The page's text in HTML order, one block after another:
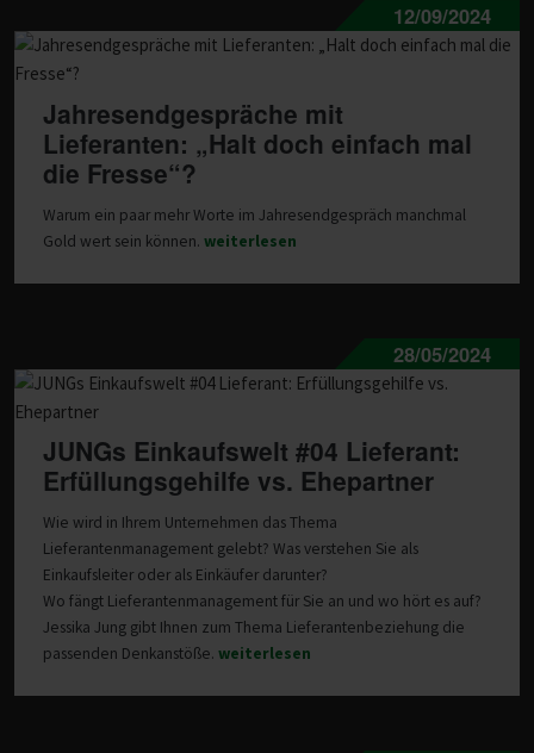
12/09/2024
Jahresendgespräche mit
Lieferanten: „Halt doch einfach mal
die Fresse“?
Warum ein paar mehr Worte im Jahresendgespräch manchmal
Gold wert sein können.weiterlesen
28/05/2024
JUNGs Einkaufswelt #04 Lieferant:
Erfüllungsgehilfe vs. Ehepartner
Wie wird in Ihrem Unternehmen das Thema
Lieferantenmanagement gelebt? Was verstehen Sie als
Einkaufsleiter oder als Einkäufer darunter?
Wo fängt Lieferantenmanagement für Sie an und wo hört es auf?
Jessika Jung gibt Ihnen zum Thema Lieferantenbeziehung die
passenden Denkanstöße.weiterlesen